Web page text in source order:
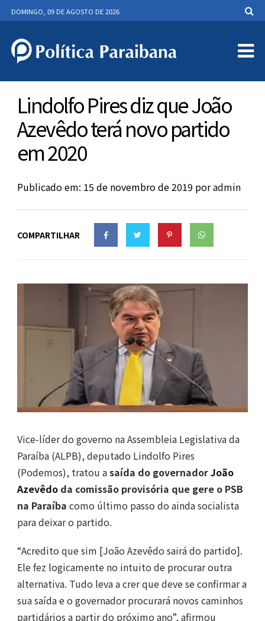
DOMINGO, 09 DE AGOSTO DE 2026
Lindolfo Pires diz que João
Azevêdo terá novo partido
em 2020
Publicado em: 15 de novembro de 2019 poradmin
COMPARTILHAR
Vice-líder do governo na Assembleia Legislativa da
Paraíba (ALPB), deputado Lindolfo Pires
(Podemos), tratou asaída do governadorJoão
Azevêdoda comissão provisória que gere o PSB
na Paraíba como último passo do ainda socialista
para deixar o partido.
“Acredito que sim [João Azevêdo sairá do partido].
Ele fez logicamente no intuito de procurar outra
alternativa. Tudo leva a crer que deve se confirmar a
sua saída e o governador procurará novos caminhos
partidários a partir do próximo ano”, afirmou